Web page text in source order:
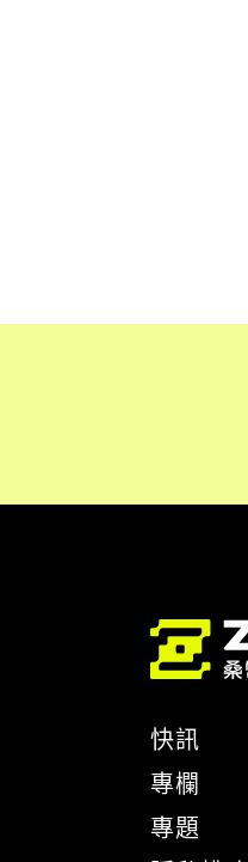
快訊
專欄
專題